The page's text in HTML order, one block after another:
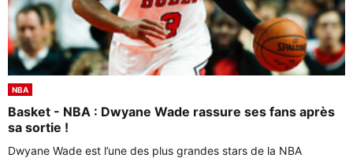
NBA
Basket - NBA : Dwyane Wade rassure ses fans après
sa sortie !
Dwyane Wade est l’une des plus grandes stars de la NBA